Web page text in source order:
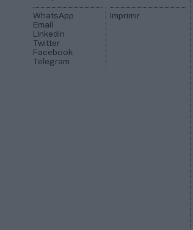
WhatsApp
Email
Linkedin
Twitter
Facebook
Telegram
Imprimir